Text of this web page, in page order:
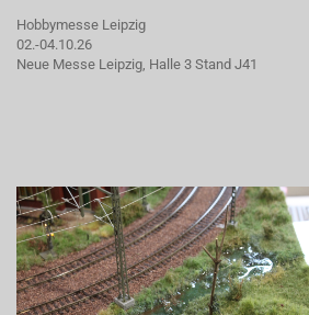
Hobbymesse Leipzig
02.-04.10.26
Neue Messe Leipzig, Halle 3 Stand J41